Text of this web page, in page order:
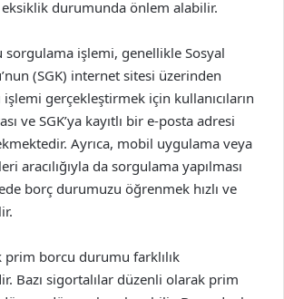
durumunda önlem alabilir.
sorgulama işlemi, genellikle Sosyal
(SGK) internet sitesi üzerinden
işlemi gerçekleştirmek için kullanıcıların
ve SGK’ya kayıtlı bir e-posta adresi
Ayrıca, mobil uygulama veya
aracılığıyla da sorgulama yapılması
borç durumuzu öğrenmek hızlı ve
prim borcu durumu farklılık
Bazı sigortalılar düzenli olarak prim